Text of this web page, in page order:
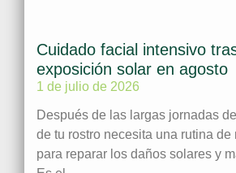
Cuidado facial intensivo
exposición solar en agosto
1 de julio de 2026
Después de las largas jornadas
de tu rostro necesita una rutina de
para reparar los daños solares y